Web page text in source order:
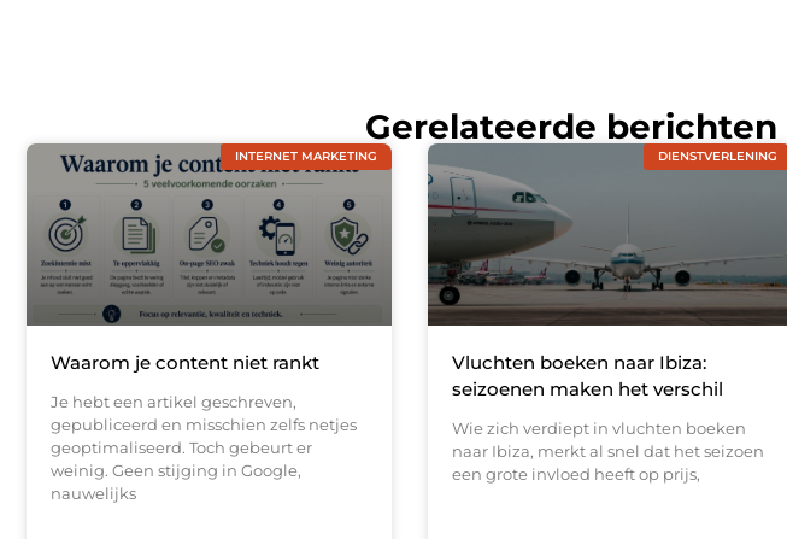
Gerelateerde berichten
INTERNET MARKETING
Waarom je content niet rankt
Je hebt een artikel geschreven,
gepubliceerd en misschien zelfs netjes
geoptimaliseerd. Toch gebeurt er
weinig. Geen stijging in Google,
nauwelijks
DIENSTVERLENING
Vluchten boeken naar Ibiza:
seizoenen maken het verschil
Wie zich verdiept in vluchten boeken
naar Ibiza, merkt al snel dat het seizoen
een grote invloed heeft op prijs,